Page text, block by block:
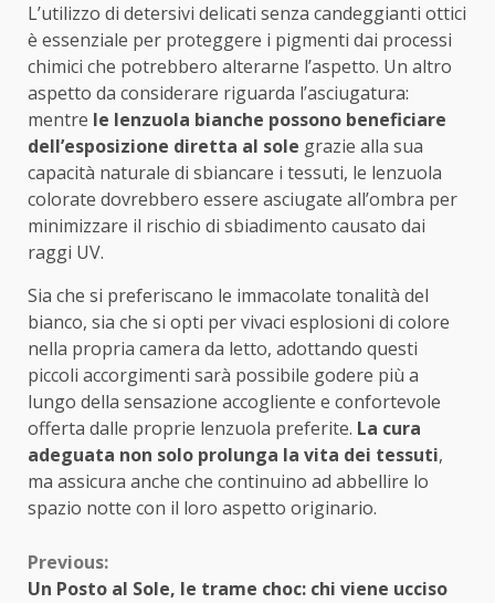
L’utilizzo di detersivi delicati senza candeggianti ottici
è essenziale per proteggere i pigmenti dai processi
chimici che potrebbero alterarne l’aspetto. Un altro
aspetto da considerare riguarda l’asciugatura:
mentre le lenzuola bianche possono beneficiare
dell’esposizione diretta al sole grazie alla sua
capacità naturale di sbiancare i tessuti, le lenzuola
colorate dovrebbero essere asciugate all’ombra per
minimizzare il rischio di sbiadimento causato dai
raggi UV.
Sia che si preferiscano le immacolate tonalità del
bianco, sia che si opti per vivaci esplosioni di colore
nella propria camera da letto, adottando questi
piccoli accorgimenti sarà possibile godere più a
lungo della sensazione accogliente e confortevole
offerta dalle proprie lenzuola preferite. La cura
adeguata non solo prolunga la vita dei tessuti,
ma assicura anche che continuino ad abbellire lo
spazio notte con il loro aspetto originario.
Continue
Previous:
Un Posto al Sole, le trame choc: chi viene ucciso